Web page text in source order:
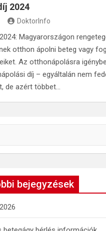
2024
DoktorInfo
Magyarországon
otthon ápolni beteg vagy
Az otthonápolásra
díj – egyáltalán nem
de azért többet…
bejegyzések